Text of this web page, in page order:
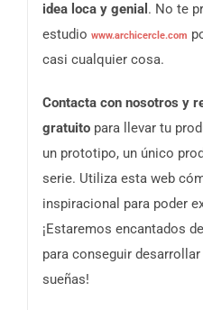
idea loca y genial . No te
estudio www.archicercle.com
casi cualquier cosa.
Contacta con nosotros y
gratuito para llevar tu
un prototipo, un único
serie. Utiliza esta web
inspiracional para poder
¡Estaremos encantados
para conseguir
sueñas!